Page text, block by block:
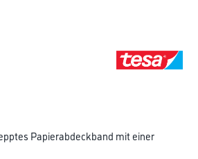
Papierabdeckband mit einer